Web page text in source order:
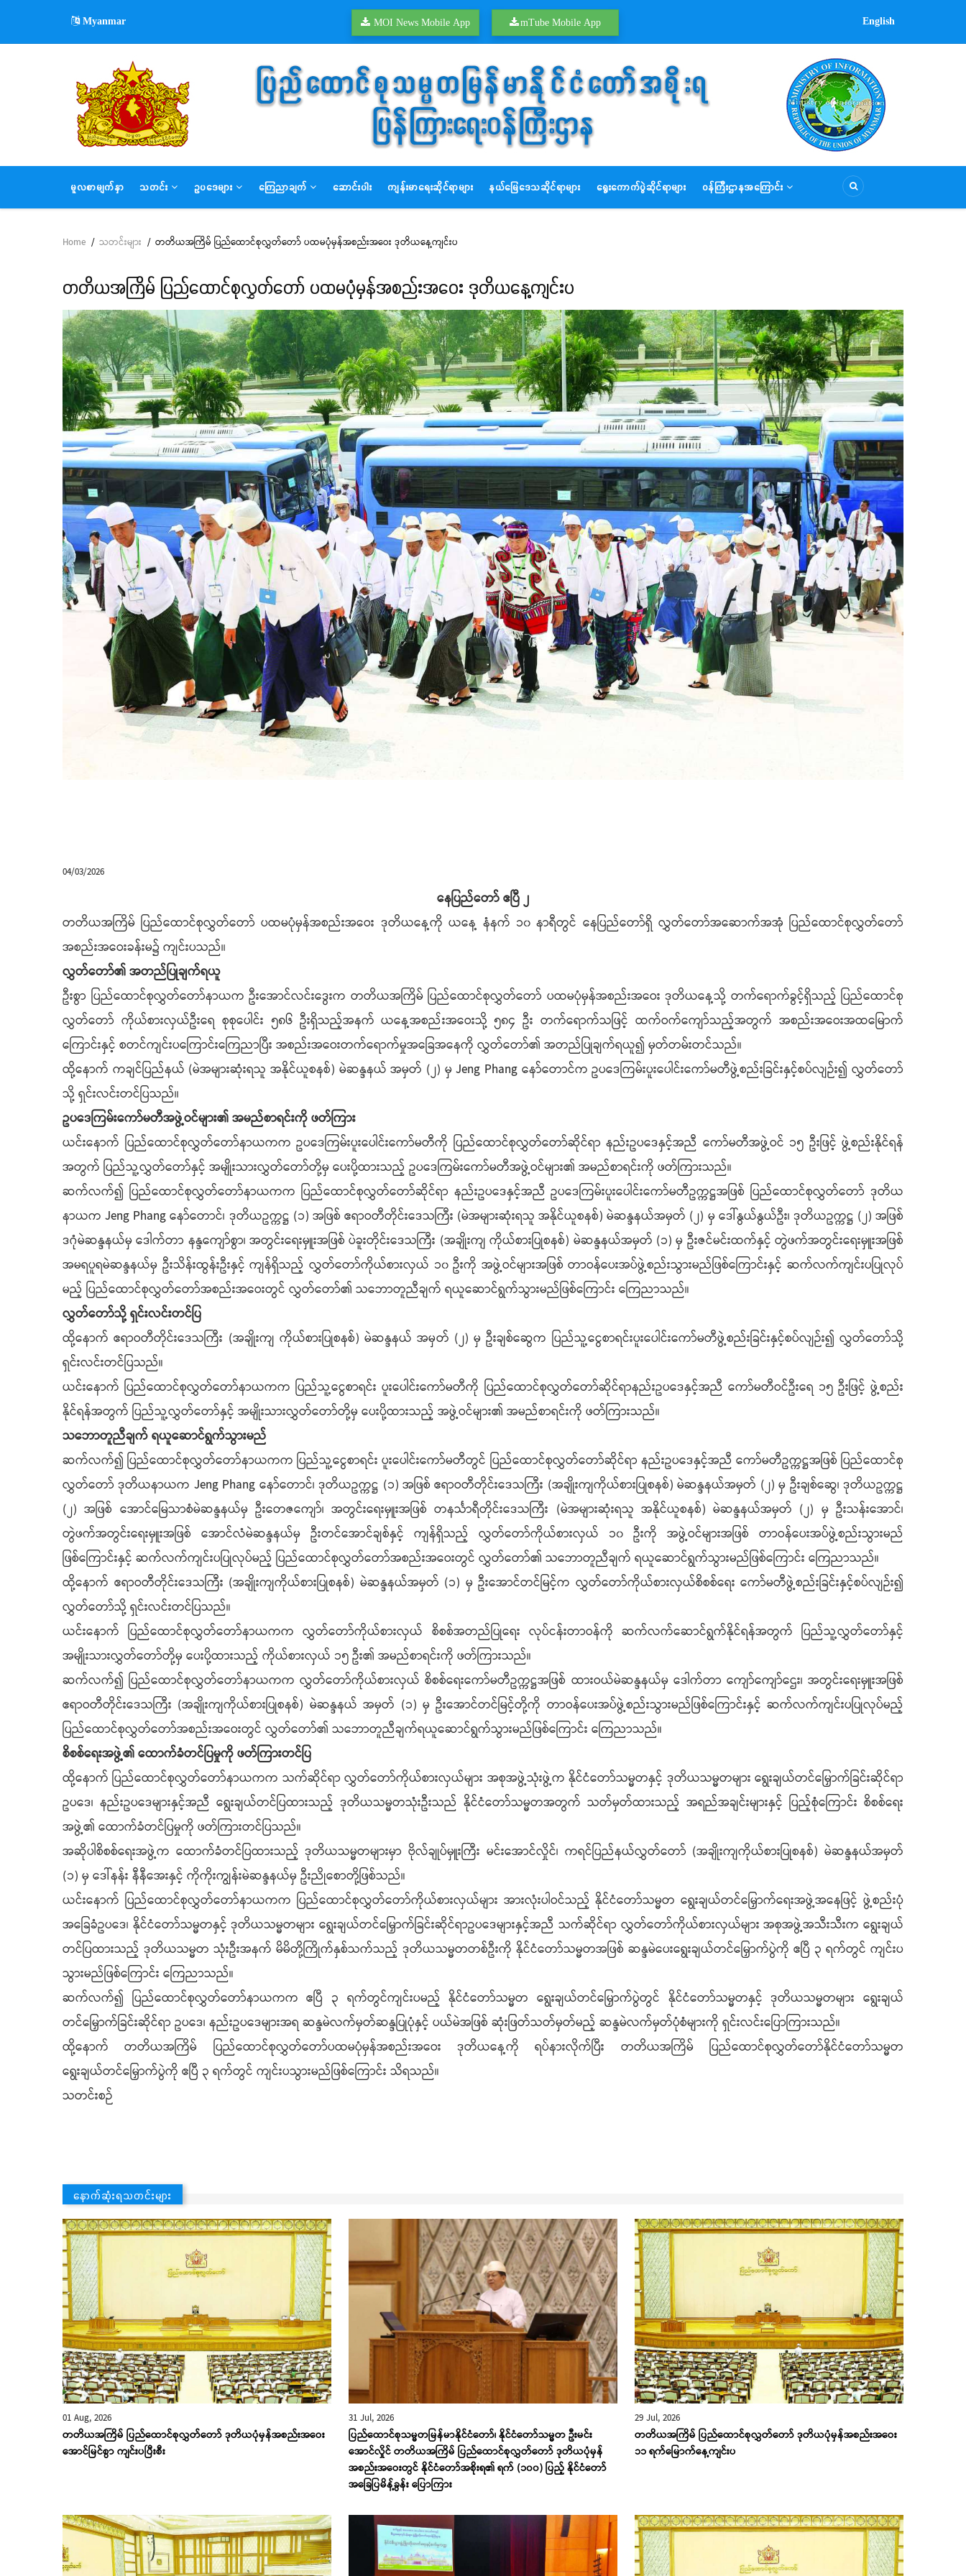
main
Myanmar MOI News Mobile App mTube Mobile App English
MAIN
NAVIGATION
မူလစာမျက်နှာ သတင်း ဥပဒေများ ကြေညာချက် ဆောင်းပါး ကျန်းမာရေးဆိုင်ရာများ နယ်မြေဒေသဆိုင်ရာများ ရွေးကောက်ပွဲဆိုင်ရာများ ဝန်ကြီးဌာနအကြောင်း
Breadcrumb
Home / သတင်းများ / တတိယအကြိမ် ပြည်ထောင်စုလွှတ်တော် ပထမပုံမှန်အစည်းအဝေး ဒုတိယနေ့ကျင်းပ
တတိယအကြိမ် ပြည်ထောင်စုလွှတ်တော် ပထမပုံမှန်အစည်းအဝေး ဒုတိယနေ့ကျင်းပ
04/03/2026
နေပြည်တော် ဧပြီ ၂
တတိယအကြိမ် ပြည်ထောင်စုလွှတ်တော် ပထမပုံမှန်အစည်းအဝေး ဒုတိယနေ့ကို ယနေ့ နံနက် ၁၀ နာရီတွင် နေပြည်တော်ရှိ လွှတ်တော်အဆောက်အအုံ ပြည်ထောင်စုလွှတ်တော်
အစည်းအဝေးခန်းမ၌ ကျင်းပသည်၊၊
လွှတ်တော်၏ အတည်ပြုချက်ရယူ
ဦးစွာ ပြည်ထောင်စုလွှတ်တော်နာယက ဦးအောင်လင်းဒွေးက တတိယအကြိမ် ပြည်ထောင်စုလွှတ်တော် ပထမပုံမှန်အစည်းအဝေး ဒုတိယနေ့သို့ တက်ရောက်ခွင့်ရှိသည့် ပြည်ထောင်စု
လွှတ်တော် ကိုယ်စားလှယ်ဦးရေ စုစုပေါင်း ၅၈၆ ဦးရှိသည့်အနက် ယနေ့အစည်းအဝေးသို့ ၅၈၄ ဦး တက်ရောက်သဖြင့် ထက်ဝက်ကျော်သည့်အတွက် အစည်းအဝေးအထမြောက်
ကြောင်းနှင့် စတင်ကျင်းပကြောင်းကြေညာပြီး အစည်းအဝေးတက်ရောက်မှုအခြေအနေကို လွှတ်တော်၏ အတည်ပြုချက်ရယူ၍ မှတ်တမ်းတင်သည်။
ထို့နောက် ကချင်ပြည်နယ် (မဲအများဆုံးရသူ အနိုင်ယူစနစ်) မဲဆန္ဒနယ် အမှတ် (၂) မှ Jeng Phang နော်တောင်က ဥပဒေကြမ်းပူးပေါင်းကော်မတီဖွဲ့စည်းခြင်းနှင့်စပ်လျဉ်း၍ လွှတ်တော်
သို့ ရှင်းလင်းတင်ပြသည်၊၊
ဥပဒေကြမ်းကော်မတီအဖွဲ့ဝင်များ၏ အမည်စာရင်းကို ဖတ်ကြား
ယင်းနောက် ပြည်ထောင်စုလွှတ်တော်နာယကက ဥပဒေကြမ်းပူးပေါင်းကော်မတီကို ပြည်ထောင်စုလွှတ်တော်ဆိုင်ရာ နည်းဥပဒေနှင့်အညီ ကော်မတီအဖွဲ့ဝင် ၁၅ ဦးဖြင့် ဖွဲ့စည်းနိုင်ရန်
အတွက် ပြည်သူ့လွှတ်တော်နှင့် အမျိုးသားလွှတ်တော်တို့မှ ပေးပို့ထားသည့် ဥပဒေကြမ်းကော်မတီအဖွဲ့ဝင်များ၏ အမည်စာရင်းကို ဖတ်ကြားသည်။
ဆက်လက်၍ ပြည်ထောင်စုလွှတ်တော်နာယကက ပြည်ထောင်စုလွှတ်တော်ဆိုင်ရာ နည်းဥပဒေနှင့်အညီ ဥပဒေကြမ်းပူးပေါင်းကော်မတီဥက္ကဋ္ဌအဖြစ် ပြည်ထောင်စုလွှတ်တော် ဒုတိယ
နာယက Jeng Phang နော်တောင်၊ ဒုတိယဥက္ကဋ္ဌ (၁) အဖြစ် ဧရာဝတီတိုင်းဒေသကြီး (မဲအများဆုံးရသူ အနိုင်ယူစနစ်) မဲဆန္ဒနယ်အမှတ် (၂) မှ ဒေါ်နွယ်နွယ်ဦး၊ ဒုတိယဥက္ကဋ္ဌ (၂) အဖြစ်
ဒဂုံမဲဆန္ဒနယ်မှ ဒေါက်တာ နန္ဒကျော်စွာ၊ အတွင်းရေးမှူးအဖြစ် ပဲခူးတိုင်းဒေသကြီး (အချိုးကျ ကိုယ်စားပြုစနစ်) မဲဆန္ဒနယ်အမှတ် (၁) မှ ဦးဇင်မင်းထက်နှင့် တွဲဖက်အတွင်းရေးမှူးအဖြစ်
အမရပူရမဲဆန္ဒနယ်မှ ဦးသိန်းထွန်းဦးနှင့် ကျန်ရှိသည့် လွှတ်တော်ကိုယ်စားလှယ် ၁၀ ဦးကို အဖွဲ့ဝင်များအဖြစ် တာဝန်ပေးအပ်ဖွဲ့စည်းသွားမည်ဖြစ်ကြောင်းနှင့် ဆက်လက်ကျင်းပပြုလုပ်
မည့် ပြည်ထောင်စုလွှတ်တော်အစည်းအဝေးတွင် လွှတ်တော်၏ သဘောတူညီချက် ရယူဆောင်ရွက်သွားမည်ဖြစ်ကြောင်း ကြေညာသည်။
လွှတ်တော်သို့ ရှင်းလင်းတင်ပြ
ထို့နောက် ဧရာဝတီတိုင်းဒေသကြီး (အချိုးကျ ကိုယ်စားပြုစနစ်) မဲဆန္ဒနယ် အမှတ် (၂) မှ ဦးချစ်ဆွေက ပြည်သူ့ငွေစာရင်းပူးပေါင်းကော်မတီဖွဲ့စည်းခြင်းနှင့်စပ်လျဉ်း၍ လွှတ်တော်သို့
ရှင်းလင်းတင်ပြသည်။
ယင်းနောက် ပြည်ထောင်စုလွှတ်တော်နာယကက ပြည်သူ့ငွေစာရင်း ပူးပေါင်းကော်မတီကို ပြည်ထောင်စုလွှတ်တော်ဆိုင်ရာနည်းဥပဒေနှင့်အညီ ကော်မတီဝင်ဦးရေ ၁၅ ဦးဖြင့် ဖွဲ့စည်း
နိုင်ရန်အတွက် ပြည်သူ့လွှတ်တော်နှင့် အမျိုးသားလွှတ်တော်တို့မှ ပေးပို့ထားသည့် အဖွဲ့ဝင်များ၏ အမည်စာရင်းကို ဖတ်ကြားသည်။
သဘောတူညီချက် ရယူဆောင်ရွက်သွားမည်
ဆက်လက်၍ ပြည်ထောင်စုလွှတ်တော်နာယကက ပြည်သူ့ငွေစာရင်း ပူးပေါင်းကော်မတီတွင် ပြည်ထောင်စုလွှတ်တော်ဆိုင်ရာ နည်းဥပဒေနှင့်အညီ ကော်မတီဥက္ကဋ္ဌအဖြစ် ပြည်ထောင်စု
လွှတ်တော် ဒုတိယနာယက Jeng Phang နော်တောင်၊ ဒုတိယဥက္ကဋ္ဌ (၁) အဖြစ် ဧရာဝတီတိုင်းဒေသကြီး (အချိုးကျကိုယ်စားပြုစနစ်) မဲဆန္ဒနယ်အမှတ် (၂) မှ ဦးချစ်ဆွေ၊ ဒုတိယဥက္ကဋ္ဌ
(၂) အဖြစ် အောင်မြေသာစံမဲဆန္ဒနယ်မှ ဦးတေဇကျော်၊ အတွင်းရေးမှူးအဖြစ် တနင်္သာရီတိုင်းဒေသကြီး (မဲအများဆုံးရသူ အနိုင်ယူစနစ်) မဲဆန္ဒနယ်အမှတ် (၂) မှ ဦးသန်းအောင်၊
တွဲဖက်အတွင်းရေးမှူးအဖြစ် အောင်လံမဲဆန္ဒနယ်မှ ဦးတင်အောင်ချစ်နှင့် ကျန်ရှိသည့် လွှတ်တော်ကိုယ်စားလှယ် ၁၀ ဦးကို အဖွဲ့ဝင်များအဖြစ် တာဝန်ပေးအပ်ဖွဲ့စည်းသွားမည်
ဖြစ်ကြောင်းနှင့် ဆက်လက်ကျင်းပပြုလုပ်မည့် ပြည်ထောင်စုလွှတ်တော်အစည်းအဝေးတွင် လွှတ်တော်၏ သဘောတူညီချက် ရယူဆောင်ရွက်သွားမည်ဖြစ်ကြောင်း ကြေညာသည်။
ထို့နောက် ဧရာဝတီတိုင်းဒေသကြီး (အချိုးကျကိုယ်စားပြုစနစ်) မဲဆန္ဒနယ်အမှတ် (၁) မှ ဦးအောင်တင်မြင့်က လွှတ်တော်ကိုယ်စားလှယ်စိစစ်ရေး ကော်မတီဖွဲ့စည်းခြင်းနှင့်စပ်လျဉ်း၍
လွှတ်တော်သို့ ရှင်းလင်းတင်ပြသည်။
ယင်းနောက် ပြည်ထောင်စုလွှတ်တော်နာယကက လွှတ်တော်ကိုယ်စားလှယ် စိစစ်အတည်ပြုရေး လုပ်ငန်းတာဝန်ကို ဆက်လက်ဆောင်ရွက်နိုင်ရန်အတွက် ပြည်သူ့လွှတ်တော်နှင့်
အမျိုးသားလွှတ်တော်တို့မှ ပေးပို့ထားသည့် ကိုယ်စားလှယ် ၁၅ ဦး၏ အမည်စာရင်းကို ဖတ်ကြားသည်။
ဆက်လက်၍ ပြည်ထောင်စုလွှတ်တော်နာယကက လွှတ်တော်ကိုယ်စားလှယ် စိစစ်ရေးကော်မတီဥက္ကဋ္ဌအဖြစ် ထားဝယ်မဲဆန္ဒနယ်မှ ဒေါက်တာ ကျော်ကျော်ဌေး၊ အတွင်းရေးမှူးအဖြစ်
ဧရာဝတီတိုင်းဒေသကြီး (အချိုးကျကိုယ်စားပြုစနစ်) မဲဆန္ဒနယ် အမှတ် (၁) မှ ဦးအောင်တင်မြင့်တို့ကို တာဝန်ပေးအပ်ဖွဲ့စည်းသွားမည်ဖြစ်ကြောင်းနှင့် ဆက်လက်ကျင်းပပြုလုပ်မည့်
ပြည်ထောင်စုလွှတ်တော်အစည်းအဝေးတွင် လွှတ်တော်၏ သဘောတူညီချက်ရယူဆောင်ရွက်သွားမည်ဖြစ်ကြောင်း ကြေညာသည်။
စိစစ်ရေးအဖွဲ့၏ ထောက်ခံတင်ပြမှုကို ဖတ်ကြားတင်ပြ
ထို့နောက် ပြည်ထောင်စုလွှတ်တော်နာယကက သက်ဆိုင်ရာ လွှတ်တော်ကိုယ်စားလှယ်များ အစုအဖွဲ့သုံးဖွဲ့က နိုင်ငံတော်သမ္မတနှင့် ဒုတိယသမ္မတများ ရွေးချယ်တင်မြှောက်ခြင်းဆိုင်ရာ
ဥပဒေ၊ နည်းဥပဒေများနှင့်အညီ ရွေးချယ်တင်ပြထားသည့် ဒုတိယသမ္မတသုံးဦးသည် နိုင်ငံတော်သမ္မတအတွက် သတ်မှတ်ထားသည့် အရည်အချင်းများနှင့် ပြည့်စုံကြောင်း စိစစ်ရေး
အဖွဲ့၏ ထောက်ခံတင်ပြမှုကို ဖတ်ကြားတင်ပြသည်။
အဆိုပါစိစစ်ရေးအဖွဲ့က ထောက်ခံတင်ပြထားသည့် ဒုတိယသမ္မတများမှာ ဗိုလ်ချုပ်မှူးကြီး မင်းအောင်လှိုင်၊ ကရင်ပြည်နယ်လွှတ်တော် (အချိုးကျကိုယ်စားပြုစနစ်) မဲဆန္ဒနယ်အမှတ်
(၁) မှ ဒေါ်နန်း နီနီအေးနှင့် ကိုကိုးကျွန်းမဲဆန္ဒနယ်မှ ဦးညိုစောတို့ဖြစ်သည်။
ယင်းနောက် ပြည်ထောင်စုလွှတ်တော်နာယကက ပြည်ထောင်စုလွှတ်တော်ကိုယ်စားလှယ်များ အားလုံးပါဝင်သည့် နိုင်ငံတော်သမ္မတ ရွေးချယ်တင်မြှောက်ရေးအဖွဲ့အနေဖြင့် ဖွဲ့စည်းပုံ
အခြေခံဥပဒေ၊ နိုင်ငံတော်သမ္မတနှင့် ဒုတိယသမ္မတများ ရွေးချယ်တင်မြှောက်ခြင်းဆိုင်ရာဥပဒေများနှင့်အညီ သက်ဆိုင်ရာ လွှတ်တော်ကိုယ်စားလှယ်များ အစုအဖွဲ့အသီးသီးက ရွေးချယ်
တင်ပြထားသည့် ဒုတိယသမ္မတ သုံးဦးအနက် မိမိတို့ကြိုက်နှစ်သက်သည့် ဒုတိယသမ္မတတစ်ဦးကို နိုင်ငံတော်သမ္မတအဖြစ် ဆန္ဒမဲပေးရွေးချယ်တင်မြှောက်ပွဲကို ဧပြီ ၃ ရက်တွင် ကျင်းပ
သွားမည်ဖြစ်ကြောင်း ကြေညာသည်။
ဆက်လက်၍ ပြည်ထောင်စုလွှတ်တော်နာယကက ဧပြီ ၃ ရက်တွင်ကျင်းပမည့် နိုင်ငံတော်သမ္မတ ရွေးချယ်တင်မြှောက်ပွဲတွင် နိုင်ငံတော်သမ္မတနှင့် ဒုတိယသမ္မတများ ရွေးချယ်
တင်မြှောက်ခြင်းဆိုင်ရာ ဥပဒေ၊ နည်းဥပဒေများအရ ဆန္ဒမဲလက်မှတ်ဆန္ဒပြုပုံနှင့် ပယ်မဲအဖြစ် ဆုံးဖြတ်သတ်မှတ်မည့် ဆန္ဒမဲလက်မှတ်ပုံစံများကို ရှင်းလင်းပြောကြားသည်။
ထို့နောက် တတိယအကြိမ် ပြည်ထောင်စုလွှတ်တော်ပထမပုံမှန်အစည်းအဝေး ဒုတိယနေ့ကို ရပ်နားလိုက်ပြီး တတိယအကြိမ် ပြည်ထောင်စုလွှတ်တော်နိုင်ငံတော်သမ္မတ
ရွေးချယ်တင်မြှောက်ပွဲကို ဧပြီ ၃ ရက်တွင် ကျင်းပသွားမည်ဖြစ်ကြောင်း သိရသည်။
သတင်းစဉ်
နောက်ဆုံးရသတင်းများ
01 Aug, 2026
တတိယအကြိမ် ပြည်ထောင်စုလွှတ်တော် ဒုတိယပုံမှန်အစည်းအဝေး
အောင်မြင်စွာ ကျင်းပပြီးစီး
31 Jul, 2026
ပြည်ထောင်စုသမ္မတမြန်မာနိုင်ငံတော်၊ နိုင်ငံတော်သမ္မတ ဦးမင်း
အောင်လှိုင် တတိယအကြိမ် ပြည်ထောင်စုလွှတ်တော် ဒုတိယပုံမှန်
အစည်းအဝေးတွင် နိုင်ငံတော်အစိုးရ၏ ရက် (၁၀၀) ပြည့် နိုင်ငံတော်
အခြေပြမိန့်ခွန်း ပြောကြား
29 Jul, 2026
တတိယအကြိမ် ပြည်ထောင်စုလွှတ်တော် ဒုတိယပုံမှန်အစည်းအဝေး
၁၁ ရက်မြောက်နေ့ကျင်းပ